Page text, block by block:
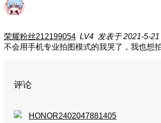
荣耀粉丝212199054 LV4 发表于 2021-5-
不会用手机专业拍图模式的我哭了，我也想
评论
HONOR2402047881405